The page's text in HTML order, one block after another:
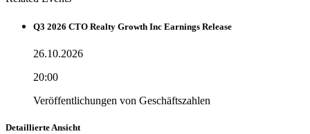
Q3 2026 CTO Realty Growth Inc Earnings Release
26.10.2026
20:00
Veröffentlichungen von Geschäftszahlen
Detaillierte Ansicht